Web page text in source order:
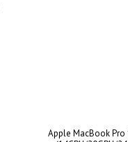
Apple MacBook Pro